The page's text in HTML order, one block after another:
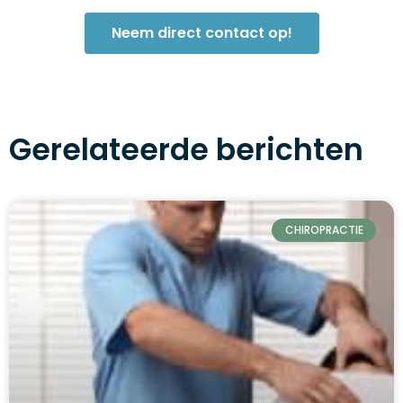
Neem direct contact op!
Gerelateerde berichten
CHIROPRACTIE